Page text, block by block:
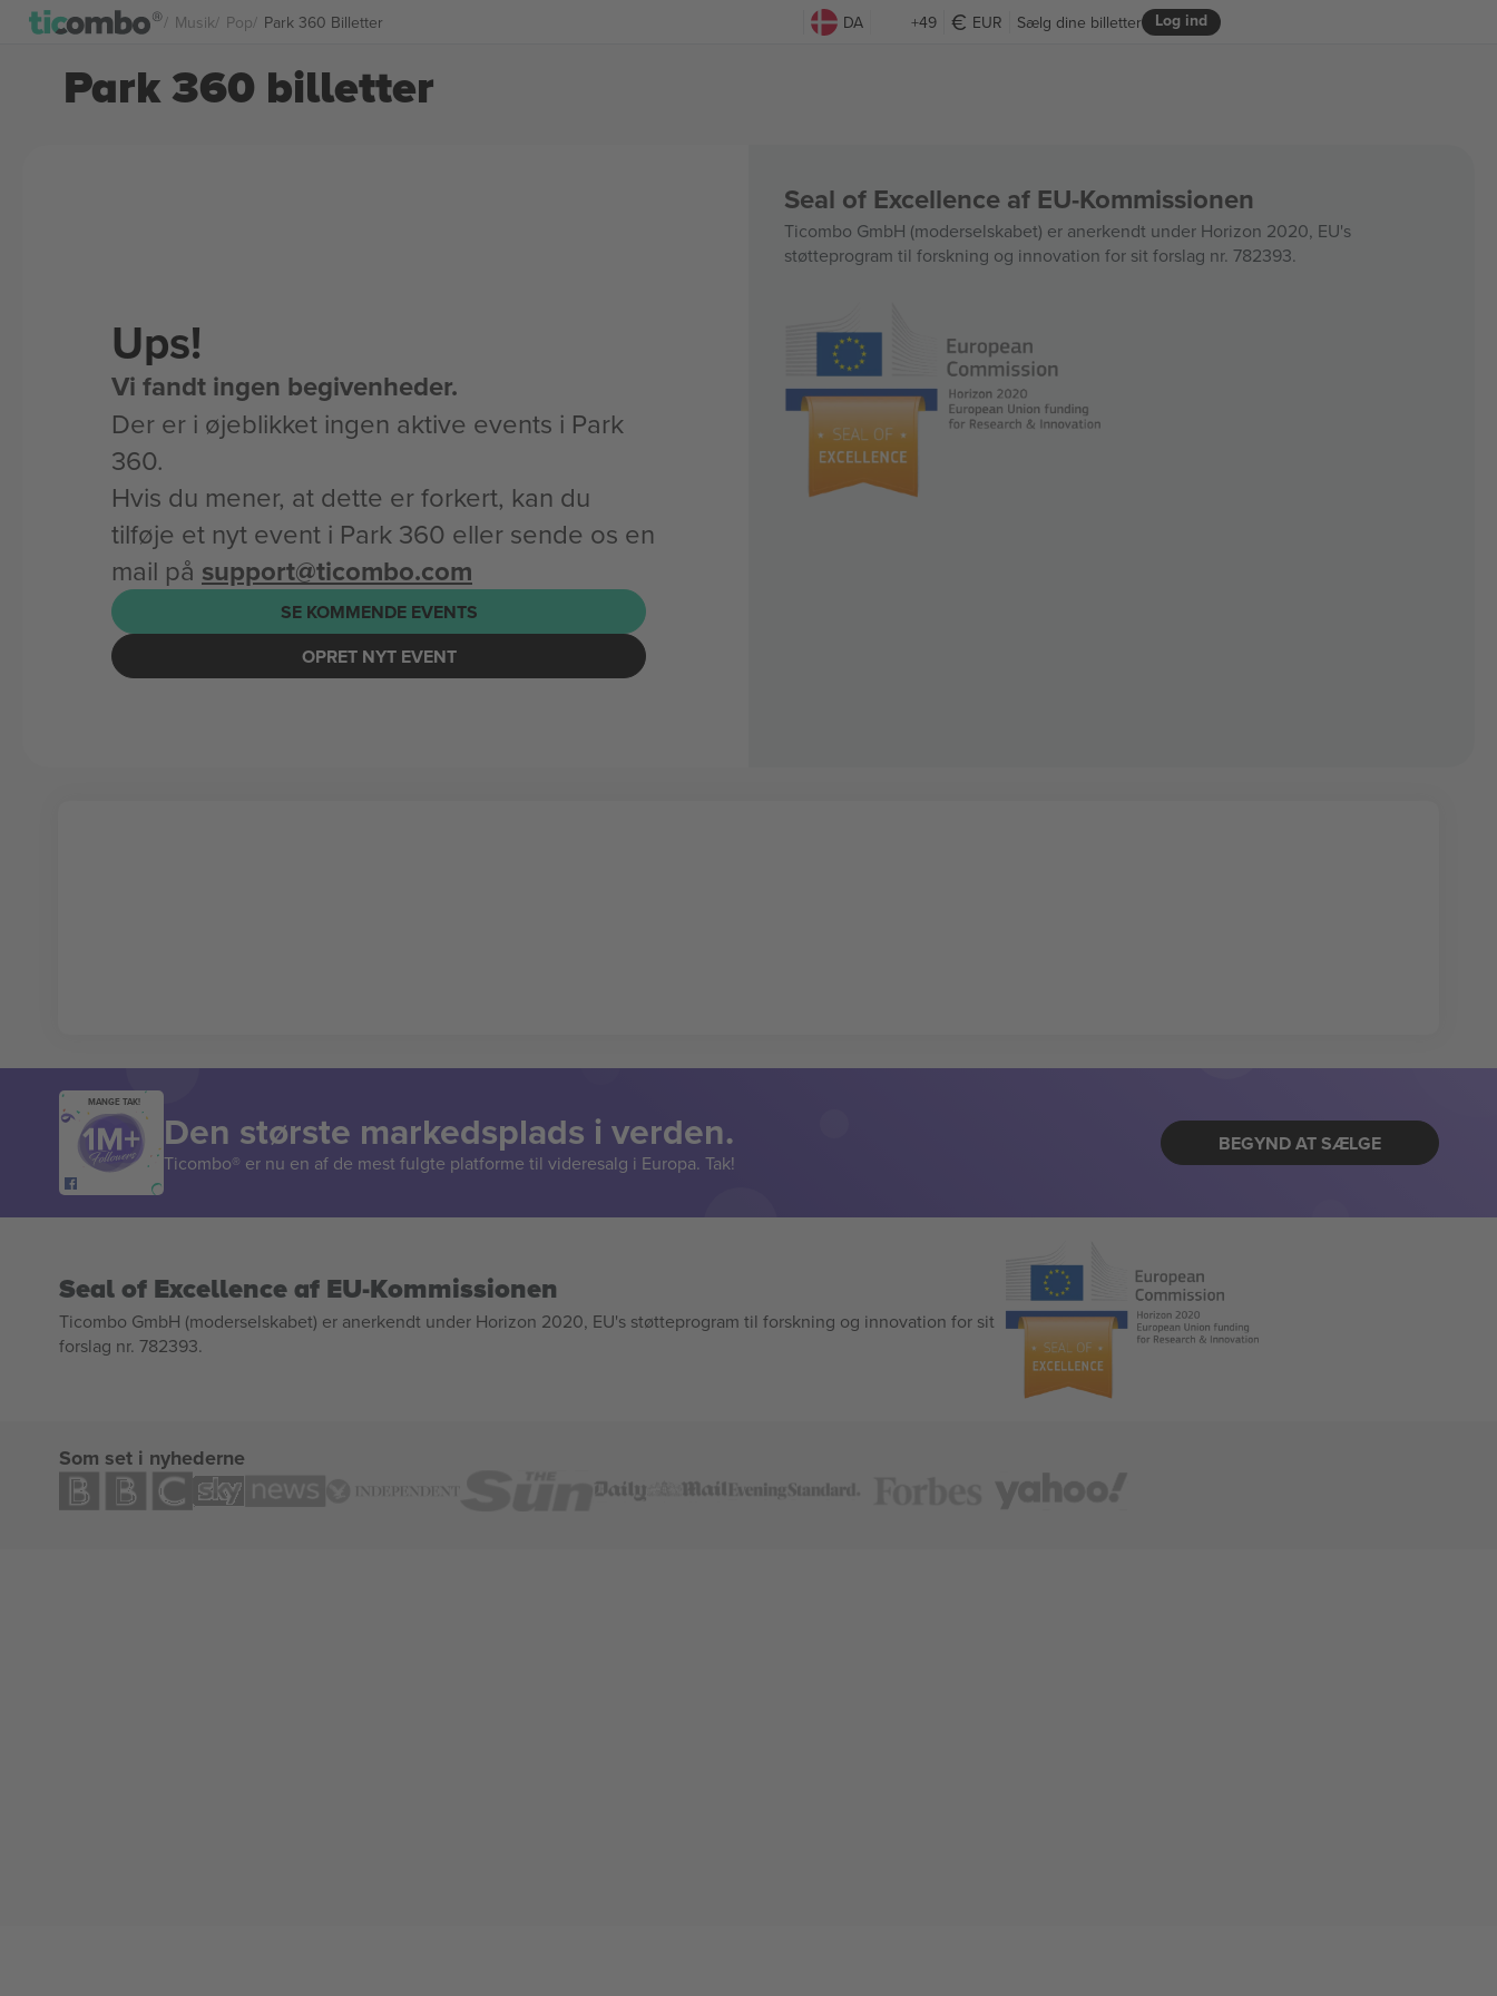
Musik Pop Park 360 Billetter DA +49 EUR Log ind
Sælg dine billetter
Park 360 billetter
Ups!
Vi fandt ingen begivenheder.
Der er i øjeblikket ingen aktive events i Park
360.
Hvis du mener, at dette er forkert, kan du
tilføje et nyt event i Park 360 eller sende os en
mail på support@ticombo.com
SE KOMMENDE EVENTS
OPRET NYT EVENT
Seal of Excellence af EU-Kommissionen
Ticombo GmbH (moderselskabet) er anerkendt under Horizon 2020, EU's
støtteprogram til forskning og innovation for sit forslag nr. 782393.
MANGE TAK!
Den største markedsplads i verden.
Ticombo® er nu en af de mest fulgte platforme til videresalg i Europa. Tak!
BEGYND AT SÆLGE
Seal of Excellence af EU-Kommissionen
Ticombo GmbH (moderselskabet) er anerkendt under Horizon 2020, EU's støtteprogram til forskning og innovation for sit
forslag nr. 782393.
Som set i nyhederne